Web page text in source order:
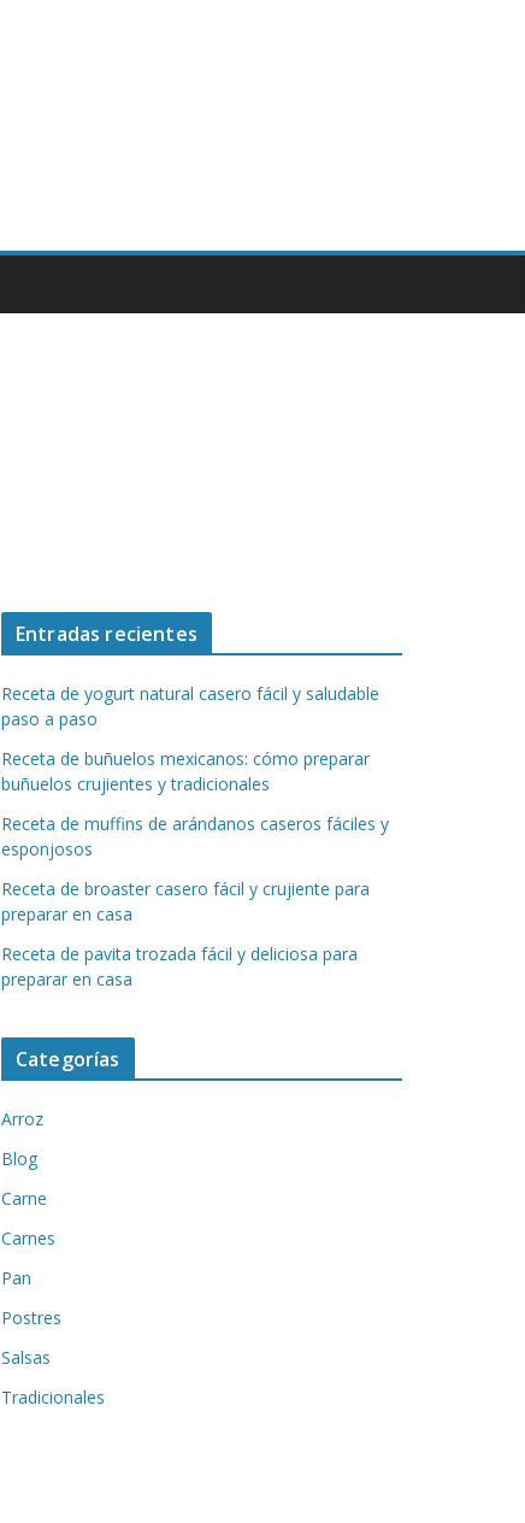
Entradas recientes
Receta de yogurt natural casero fácil y saludable
paso a paso
Receta de buñuelos mexicanos: cómo preparar
buñuelos crujientes y tradicionales
Receta de muffins de arándanos caseros fáciles y
esponjosos
Receta de broaster casero fácil y crujiente para
preparar en casa
Receta de pavita trozada fácil y deliciosa para
preparar en casa
Categorías
Arroz
Blog
Carne
Carnes
Pan
Postres
Salsas
Tradicionales